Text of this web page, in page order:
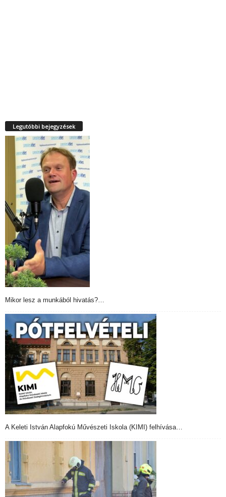
Legutóbbi bejegyzések
Mikor lesz a munkából hivatás?…
A Keleti István Alapfokú Művészeti Iskola (KIMI) felhívása…